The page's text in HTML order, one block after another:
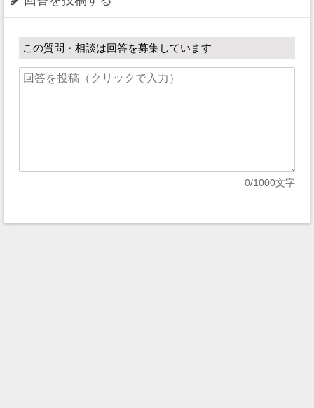
この質問・相談は回答を募集しています
0/1000文字